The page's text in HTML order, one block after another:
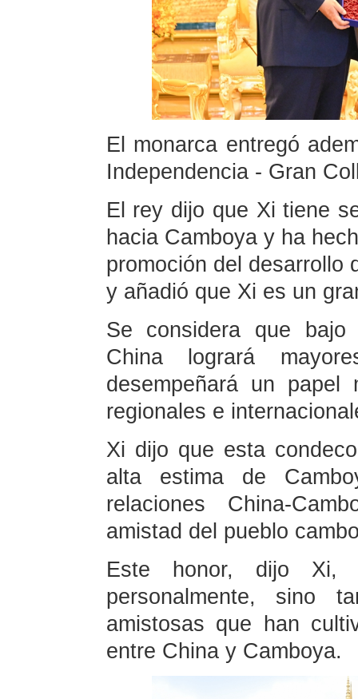
El monarca entregó
Independencia - Gran
El rey dijo que Xi tiene
hacia Camboya y ha
promoción del desarrollo
y añadió que Xi es un
Se considera que
China logrará
desempeñará un
regionales e
Xi dijo que esta
alta estima de
relaciones China-
amistad del pueblo
Este honor, dijo
personalmente, sino
amistosas que han
entre China y Camboya.